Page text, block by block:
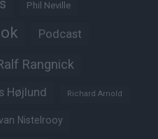
Phil Neville
Podcast
Rangnick
Højlund Richard Arnold
Nistelrooy